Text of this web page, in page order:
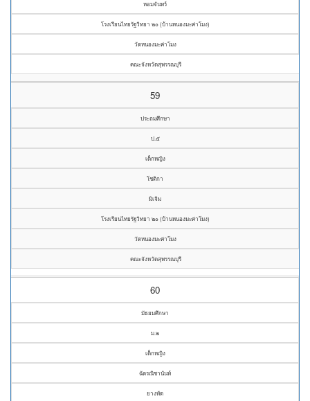
หอมจันทร์
โรงเรียนไทยรัฐวิทยา ๒๐ (บ้านหนองมะค่าโมง)
วัดหนองมะค่าโมง
คณะจังหวัดสุพรรณบุรี
59
ประถมศึกษา
ป.๕
เด็กหญิง
โชติกา
มิเจิม
โรงเรียนไทยรัฐวิทยา ๒๐ (บ้านหนองมะค่าโมง)
วัดหนองมะค่าโมง
คณะจังหวัดสุพรรณบุรี
60
มัธยมศึกษา
ม.๒
เด็กหญิง
ฉัตรณิชานันท์
ยางทัด